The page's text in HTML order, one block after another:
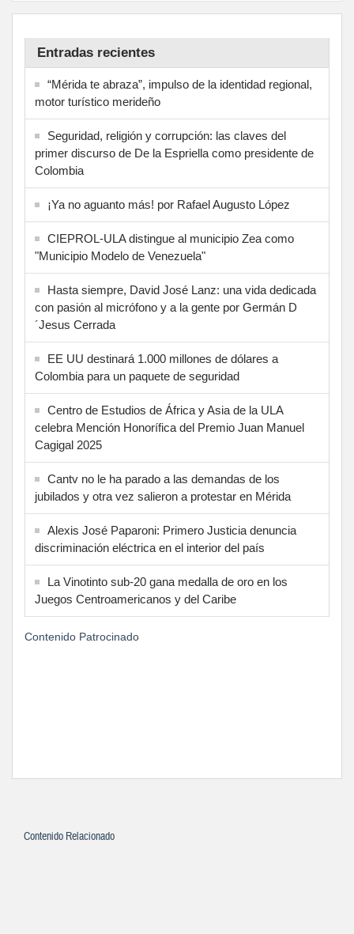
Entradas recientes
“Mérida te abraza”, impulso de la identidad regional,
motor turístico merideño
Seguridad, religión y corrupción: las claves del
primer discurso de De la Espriella como presidente de
Colombia
¡Ya no aguanto más! por Rafael Augusto López
CIEPROL-ULA distingue al municipio Zea como
"Municipio Modelo de Venezuela"
Hasta siempre, David José Lanz: una vida dedicada
con pasión al micrófono y a la gente por Germán D
´Jesus Cerrada
EE UU destinará 1.000 millones de dólares a
Colombia para un paquete de seguridad
Centro de Estudios de África y Asia de la ULA
celebra Mención Honorífica del Premio Juan Manuel
Cagigal 2025
Cantv no le ha parado a las demandas de los
jubilados y otra vez salieron a protestar en Mérida
Alexis José Paparoni: Primero Justicia denuncia
discriminación eléctrica en el interior del país
La Vinotinto sub-20 gana medalla de oro en los
Juegos Centroamericanos y del Caribe
Contenido Patrocinado
Contenido Relacionado